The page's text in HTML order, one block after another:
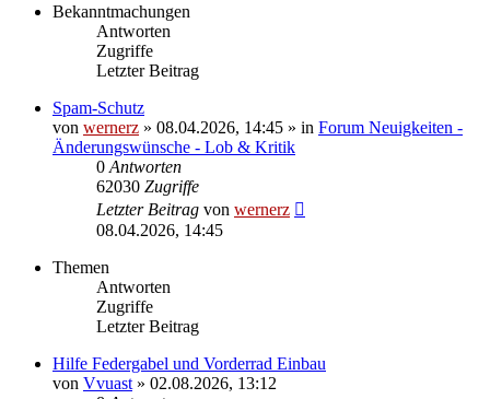
Bekanntmachungen
Antworten
Zugriffe
Letzter Beitrag
Spam-Schutz
von wernerz » 08.04.2026, 14:45 » in Forum Neuigkeiten -
Änderungswünsche - Lob & Kritik
0 Antworten
62030 Zugriffe
Letzter Beitrag von wernerz
08.04.2026, 14:45
Themen
Antworten
Zugriffe
Letzter Beitrag
Hilfe Federgabel und Vorderrad Einbau
von Vvuast » 02.08.2026, 13:12